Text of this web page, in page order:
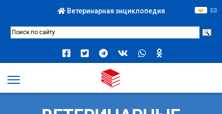
Ветеринарная энциклопедия